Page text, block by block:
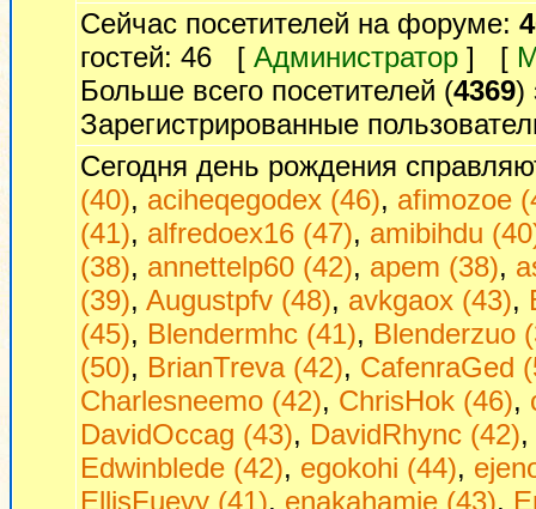
Сейчас посетителей на форуме:
гостей: 46 [ Администратор ] [
Больше всего посетителей (4369)
Зарегистрированные
Сегодня день рождения
(40), aciheqegodex (46), afimozoe
(41), alfredoex16 (47), amibihdu
(38), annettelp60 (42), apem (38),
(39), Augustpfv (48), avkgaox (43),
(45), Blendermhc (41), Blenderzuo
(50), BrianTreva (42), CafenraGed
Charlesneemo (42), ChrisHok (46),
DavidOccag (43), DavidRhync (42),
Edwinblede (42), egokohi (44),
EllisFuevy (41), enakahamie (43),